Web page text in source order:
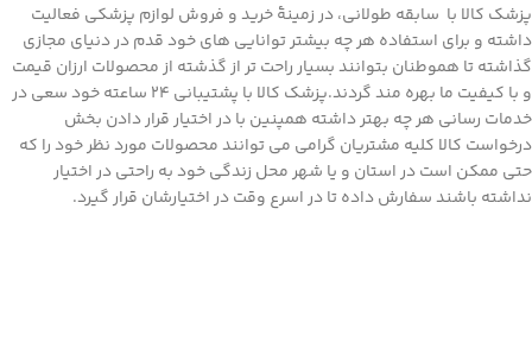
پزشک کالا با سابقه طولانی، در زمینۀ خرید و فروش لوازم پزشکی فعالیت
داشته و برای استفاده هر چه بیشتر توانایی های خود قدم در دنیای مجازی
گذاشته تا هموطنان بتوانند بسیار راحت تر از گذشته از محصولات ارزان قیمت
و با کیفیت ما بهره مند گردند.پزشک کالا با پشتیبانی 24 ساعته خود سعی در
خدمات رسانی هر چه بهتر داشته همپنین با در اختیار قرار دادن بخش
درخواست کالا کلیه مشتریان گرامی می توانند محصولات مورد نظر خود را که
حتی ممکن است در استان و یا شهر محل زندگی خود به راحتی در اختیار
نداشته باشند سفارش داده تا در اسرع وقت در اختیارشان قرار گیرد.